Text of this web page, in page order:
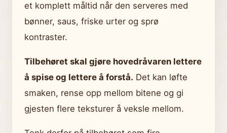
et komplett måltid når den serveres med
bønner, saus, friske urter og sprø
kontraster.
Tilbehøret skal gjøre hovedråvaren lettere
å spise og lettere å forstå. Det kan løfte
smaken, rense opp mellom bitene og gi
gjesten flere teksturer å veksle mellom.